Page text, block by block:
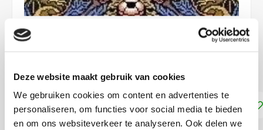
Deze website maakt gebruik van cookies
We gebruiken cookies om content en advertenties te
personaliseren, om functies voor social media te bieden
en om ons websiteverkeer te analyseren. Ook delen we
LEVERTIJD: CA. 1-3 WEKEN
Toevoegen aan winkelwagen